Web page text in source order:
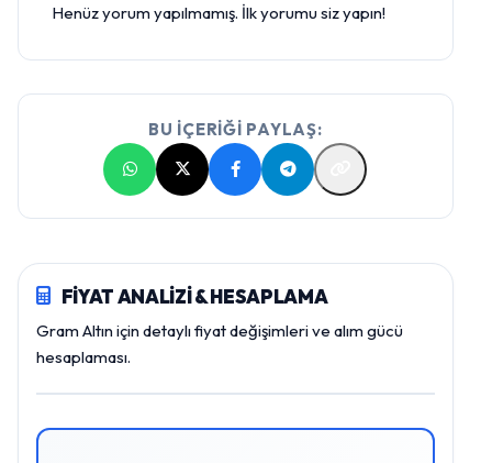
Henüz yorum yapılmamış. İlk yorumu siz yapın!
BU İÇERİĞİ PAYLAŞ:
FİYAT ANALİZİ & HESAPLAMA
Gram Altın için detaylı fiyat değişimleri ve alım gücü
hesaplaması.